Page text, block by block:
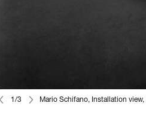
1/3 Mario Schifano, Installation view,